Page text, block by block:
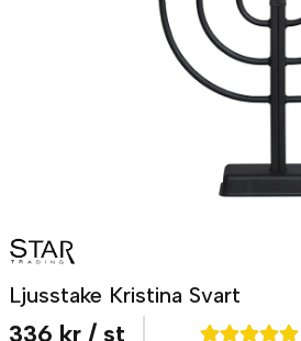
Ljusstake Kristina Svart
336 kr / st